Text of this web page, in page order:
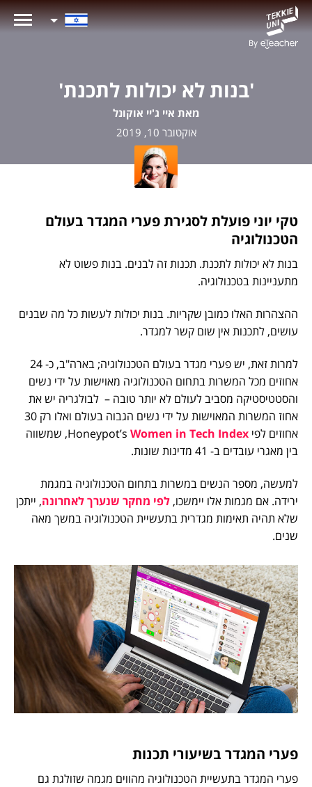
'בנות לא יכולות לתכנת'
מאת איי ג'יי אוקונל
אוקטובר 10, 2019
טקי יוני פועלת לסגירת פערי המגדר בעולם
הטכנולוגיה
בנות לא יכולות לתכנת. תכנות זה לבנים. בנות פשוט לא
מתעניינות בטכנולוגיה.
ההצהרות האלו כמובן שקריות. בנות יכולות לעשות כל מה שבנים
עושים, לתכנות אין שום קשר למגדר.
למרות זאת, יש פערי מגדר בעולם הטכנולוגיה; בארה"ב, כ- 24
אחוזים מכל המשרות בתחום הטכנולוגיה מאוישות על ידי נשים
והסטטיסטיקה מסביב לעולם לא יותר טובה – לבולגריה יש את
אחוז המשרות המאוישות על ידי נשים הגבוה בעולם ואלו רק 30
אחוזים לפי Honeypot’s Women in Tech Index
, שמשווה
בין מאגרי עובדים ב- 41 מדינות שונות.
למעשה, מספר הנשים במשרות בתחום הטכנולוגיה במגמת
ירידה. אם מגמות אלו יימשכו, לפי מחקר שנערך לאחרונה, ייתכן
שלא תהיה תאימות מגדרית בתעשיית הטכנולוגיה במשך מאה
שנים.
פערי המגדר בשיעורי תכנות
פערי המגדר בתעשיית הטכנולוגיה מהווים מגמה שזולגת גם